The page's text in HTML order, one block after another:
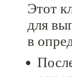
Этот
для
в